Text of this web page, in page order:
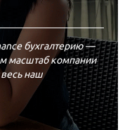
бухгалтерию —
масштаб компании
весь наш